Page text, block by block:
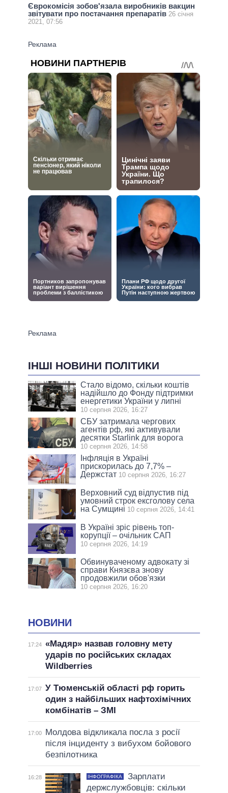
Єврокомісія зобов'язала виробників вакцин
звітувати про постачання препаратів 26 січня
2021, 07:56
ІНШІ НОВИНИ ПОЛІТИКИ
Стало відомо, скільки коштів
надійшло до Фонду підтримки
енергетики України у липні
10 серпня 2026, 16:27
СБУ затримала чергових
агентів рф, які активували
десятки Starlink для ворога
10 серпня 2026, 14:58
Інфляція в Україні
прискорилась до 7,7% –
Держстат 10 серпня 2026, 16:27
Верховний суд відпустив під
умовний строк ексголову села
на Сумщині 10 серпня 2026, 14:41
В Україні зріс рівень топ-
корупції – очільник САП
10 серпня 2026, 14:19
Обвинуваченому адвокату зі
справи Князєва знову
продовжили обов'язки
10 серпня 2026, 16:20
НОВИНИ
17:24 «Мадяр» назвав головну мету
ударів по російських складах
Wildberries
17:07 У Тюменській області рф горить
один з найбільших нафтохімічних
комбінатів – ЗМІ
17:00
Молдова відкликала посла з росії
після інциденту з вибухом бойового
безпілотника
16:28 ІНФОГРАФІКА
Зарплати
держслужбовців: скільки